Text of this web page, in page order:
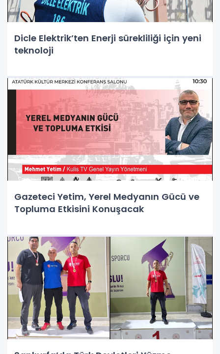
Dicle Elektrik’ten Enerji sürekliliği için yeni
teknoloji
Gazeteci Yetim, Yerel Medyanın Gücü ve
Topluma Etkisini Konuşacak